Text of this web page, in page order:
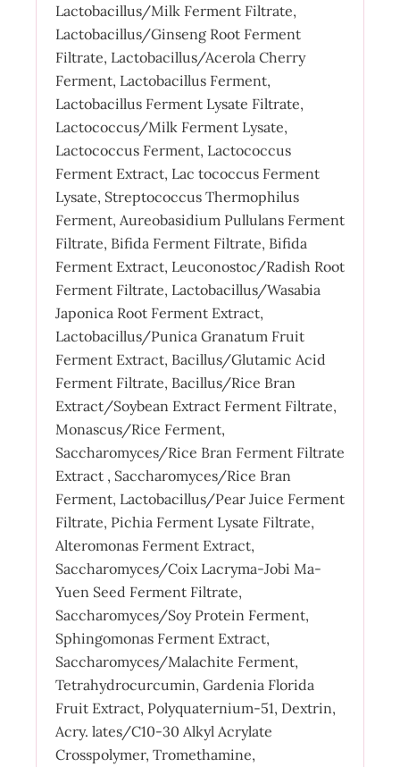
Lactobacillus/Milk Ferment Filtrate,
Lactobacillus/Ginseng Root Ferment
Filtrate, Lactobacillus/Acerola Cherry
Ferment, Lactobacillus Ferment,
Lactobacillus Ferment Lysate Filtrate,
Lactococcus/Milk Ferment Lysate,
Lactococcus Ferment, Lactococcus
Ferment Extract, Lac tococcus Ferment
Lysate, Streptococcus Thermophilus
Ferment, Aureobasidium Pullulans Ferment
Filtrate, Bifida Ferment Filtrate, Bifida
Ferment Extract, Leuconostoc/Radish Root
Ferment Filtrate, Lactobacillus/Wasabia
Japonica Root Ferment Extract,
Lactobacillus/Punica Granatum Fruit
Ferment Extract, Bacillus/Glutamic Acid
Ferment Filtrate, Bacillus/Rice Bran
Extract/Soybean Extract Ferment Filtrate,
Monascus/Rice Ferment,
Saccharomyces/Rice Bran Ferment Filtrate
Extract , Saccharomyces/Rice Bran
Ferment, Lactobacillus/Pear Juice Ferment
Filtrate, Pichia Ferment Lysate Filtrate,
Alteromonas Ferment Extract,
Saccharomyces/Coix Lacryma-Jobi Ma-
Yuen Seed Ferment Filtrate,
Saccharomyces/Soy Protein Ferment,
Sphingomonas Ferment Extract,
Saccharomyces/Malachite Ferment,
Tetrahydrocurcumin, Gardenia Florida
Fruit Extract, Polyquaternium-51, Dextrin,
Acry. lates/C10-30 Alkyl Acrylate
Crosspolymer, Tromethamine,